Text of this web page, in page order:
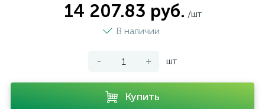
14 207.83 руб. /шт
В наличии
- + шт
Купить